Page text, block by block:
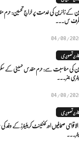
کے زائرین کی خدمت پر خراجِ تحسین:
س...
04/08/
تصویری
کی مناسبت سے: حرم مقدس حسینی کے
جنر...
04/08/
تصویری
صحافیوں اور کنٹینٹ کریئیٹرز کے